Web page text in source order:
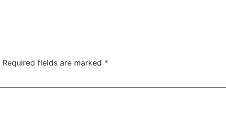
Required fields are marked *